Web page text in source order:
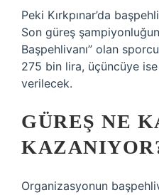
Peki Kırkpınar’da
Son güreş
Başpehlivanı” olan
275 bin lira, üçüncüye
verilecek.
GÜREŞ NE
Organizasyonun